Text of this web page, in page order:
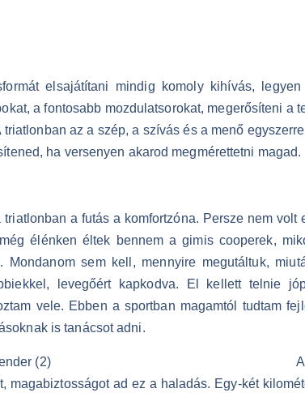
elsajátítani mindig komoly kihívás,
a fontosabb mozdulatsorokat, megerősíteni a
triatlonban az a szép, a szívás és a menő
ha versenyen akarod megmérettetni magad.
triatlonban a futás a komfortzóna. Persze nem
élénken éltek bennem a gimis cooperek,
Mondanom sem kell, mennyire megutáltuk,
levegőért kapkodva. El kellett telnie
vele. Ebben a sportban magamtól tudtam
is tanácsot adni.
magabiztosságot ad ez a haladás. Egy-két